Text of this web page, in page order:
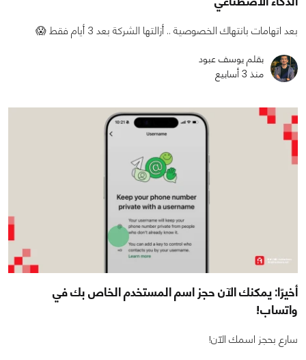
بعد اتهامات بانتهاك الخصوصية .. أزالتها الشركة بعد 3 أيام فقط 😱
بقلم يوسف عبود
منذ 3 أسابيع
أخيرًا: يمكنك الآن حجز اسم المستخدم الخاص بك في
واتساب!
سارع بحجز اسمك الآن!